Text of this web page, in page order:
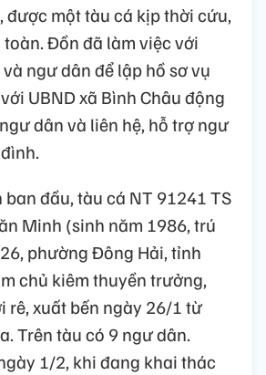
được một tàu cá kịp thời cứu,
Đồn đã làm việc với
ngư dân để lập hồ sơ vụ
UBND xã Bình Châu động
dân và liên hệ, hỗ trợ ngư
đầu, tàu cá NT 91241 TS
Minh (sinh năm 1986, trú
phường Đông Hải, tỉnh
chủ kiêm thuyền trưởng,
rê, xuất bến ngày 26/1 từ
Trên tàu có 9 ngư dân.
1/2, khi đang khai thác